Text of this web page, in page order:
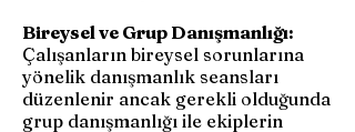
Bireysel ve Grup Danışmanlığı:
Çalışanların bireysel sorunlarına
yönelik danışmanlık seansları
düzenlenir ancak gerekli olduğunda
grup danışmanlığı ile ekiplerin